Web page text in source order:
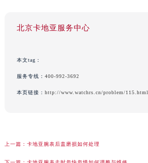
北京卡地亚服务中心
本文tag：
服务专线： 400-992-3692
本页链接： http://www.watchrs.cn/problem/115.html
上一篇： 卡地亚腕表后盖磨损如何处理